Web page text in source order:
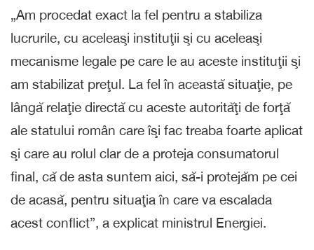
„Am procedat exact la fel pentru a stabiliza
lucrurile, cu aceleaşi instituţii şi cu aceleaşi
mecanisme legale pe care le au aceste instituţii şi
am stabilizat preţul. La fel în această situaţie, pe
lângă relaţie directă cu aceste autorităţi de forţă
ale statului român care îşi fac treaba foarte aplicat
şi care au rolul clar de a proteja consumatorul
final, că de asta suntem aici, să-i protejăm pe cei
de acasă, pentru situaţia în care va escalada
acest conflict”, a explicat ministrul Energiei.